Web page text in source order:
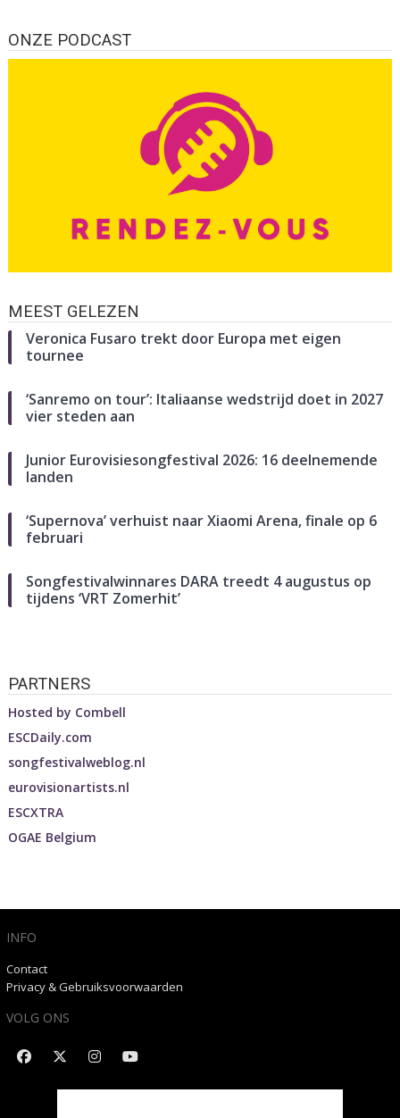
ONZE PODCAST
MEEST GELEZEN
Veronica Fusaro trekt door Europa met eigen
tournee
‘Sanremo on tour’: Italiaanse wedstrijd doet in 2027
vier steden aan
Junior Eurovisiesongfestival 2026: 16 deelnemende
landen
‘Supernova’ verhuist naar Xiaomi Arena, finale op 6
februari
Songfestivalwinnares DARA treedt 4 augustus op
tijdens ‘VRT Zomerhit’
PARTNERS
Hosted by Combell
ESCDaily.com
songfestivalweblog.nl
eurovisionartists.nl
ESCXTRA
OGAE Belgium
INFO
Contact
Privacy & Gebruiksvoorwaarden
VOLG ONS